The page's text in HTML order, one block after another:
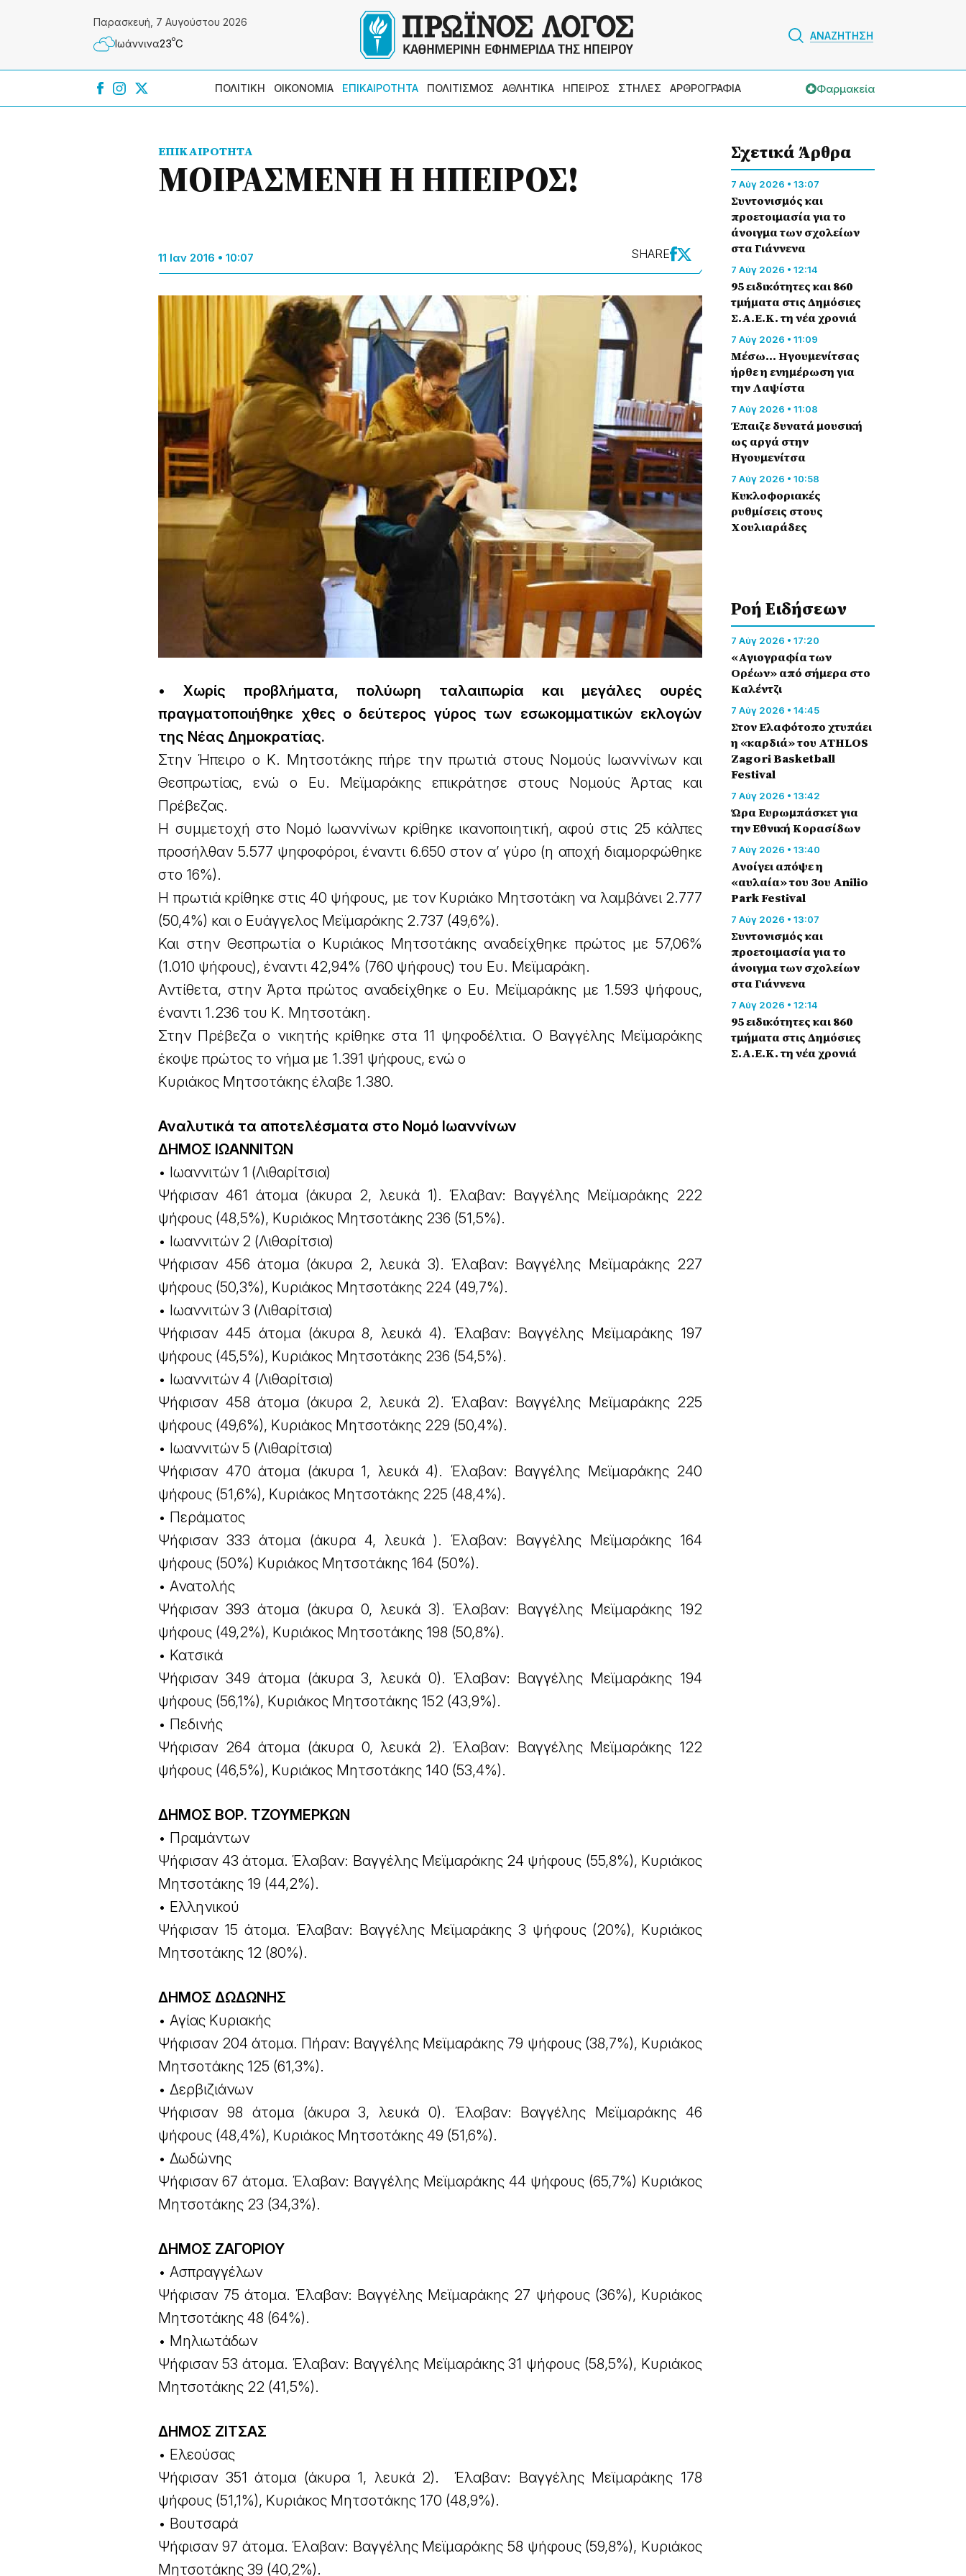
Παρασκευή, 7 Αυγούστου 2026
Ιωάννɩνα23ºC
ΑΝΑΖΗΤΗΣΗ
ΠΟΛΙΤΙΚΗ ΟΙΚΟΝΟΜΙΑ ΕΠΙΚΑΙΡΟΤΗΤΑ ΠΟΛΙΤΙΣΜΟΣ ΑΘΛΗΤΙΚΑ ΗΠΕΙΡΟΣ ΣΤΗΛΕΣ ΑΡΘΡΟΓΡΑΦΙΑ Φαρμακεία
ΕΠΙΚΑΙΡΟΤΗΤΑ
ΜΟΙΡΑΣΜΕΝΗ Η ΗΠΕΙΡΟΣ!
11 Ιαν 2016 • 10:07 SHARE
• Χωρίς προβλήματα, πολύωρη ταλαιπωρία και μεγάλες ουρές
πραγματοποιήθηκε χθες ο δεύτερος γύρος των εσωκομματικών εκλογών
της Νέας Δημοκρατίας.
Στην Ήπειρο ο Κ. Μητσοτάκης πήρε την πρωτιά στους Νομούς Ιωαννίνων και
Θεσπρωτίας, ενώ ο Ευ. Μεϊμαράκης επικράτησε στους Νομούς Άρτας και
Πρέβεζας.
Η συμμετοχή στο Νομό Ιωαννίνων κρίθηκε ικανοποιητική, αφού στις 25 κάλπες
προσήλθαν 5.577 ψηφοφόροι, έναντι 6.650 στον α’ γύρο (η αποχή διαμορφώθηκε
στο 16%).
Η πρωτιά κρίθηκε στις 40 ψήφους, με τον Κυριάκο Μητσοτάκη να λαμβάνει 2.777
(50,4%) και ο Ευάγγελος Μεϊμαράκης 2.737 (49,6%).
Και στην Θεσπρωτία ο Κυριάκος Μητσοτάκης αναδείχθηκε πρώτος με 57,06%
(1.010 ψήφους), έναντι 42,94% (760 ψήφους) του Ευ. Μεϊμαράκη.
Αντίθετα, στην Άρτα πρώτος αναδείχθηκε ο Ευ. Μεϊμαράκης με 1.593 ψήφους,
έναντι 1.236 του Κ. Μητσοτάκη.
Στην Πρέβεζα ο νικητής κρίθηκε στα 11 ψηφοδέλτια. Ο Βαγγέλης Μεϊμαράκης
έκοψε πρώτος το νήμα με 1.391 ψήφους, ενώ ο
Κυριάκος Μητσοτάκης έλαβε 1.380.
Αναλυτικά τα αποτελέσματα στο Νομό Ιωαννίνων
ΔΗΜΟΣ ΙΩΑΝΝΙΤΩΝ
• Ιωαννιτών 1 (Λιθαρίτσια)
Ψήφισαν 461 άτομα (άκυρα 2, λευκά 1). Έλαβαν: Βαγγέλης Μεϊμαράκης 222
ψήφους (48,5%), Κυριάκος Μητσοτάκης 236 (51,5%).
• Ιωαννιτών 2 (Λιθαρίτσια)
Ψήφισαν 456 άτομα (άκυρα 2, λευκά 3). Έλαβαν: Βαγγέλης Μεϊμαράκης 227
ψήφους (50,3%), Κυριάκος Μητσοτάκης 224 (49,7%).
• Ιωαννιτών 3 (Λιθαρίτσια)
Ψήφισαν 445 άτομα (άκυρα 8, λευκά 4). Έλαβαν: Βαγγέλης Μεϊμαράκης 197
ψήφους (45,5%), Κυριάκος Μητσοτάκης 236 (54,5%).
• Ιωαννιτών 4 (Λιθαρίτσια)
Ψήφισαν 458 άτομα (άκυρα 2, λευκά 2). Έλαβαν: Βαγγέλης Μεϊμαράκης 225
ψήφους (49,6%), Κυριάκος Μητσοτάκης 229 (50,4%).
• Ιωαννιτών 5 (Λιθαρίτσια)
Ψήφισαν 470 άτομα (άκυρα 1, λευκά 4). Έλαβαν: Βαγγέλης Μεϊμαράκης 240
ψήφους (51,6%), Κυριάκος Μητσοτάκης 225 (48,4%).
• Περάματος
Ψήφισαν 333 άτομα (άκυρα 4, λευκά ). Έλαβαν: Βαγγέλης Μεϊμαράκης 164
ψήφους (50%) Κυριάκος Μητσοτάκης 164 (50%).
• Ανατολής
Ψήφισαν 393 άτομα (άκυρα 0, λευκά 3). Έλαβαν: Βαγγέλης Μεϊμαράκης 192
ψήφους (49,2%), Κυριάκος Μητσοτάκης 198 (50,8%).
• Κατσικά
Ψήφισαν 349 άτομα (άκυρα 3, λευκά 0). Έλαβαν: Βαγγέλης Μεϊμαράκης 194
ψήφους (56,1%), Κυριάκος Μητσοτάκης 152 (43,9%).
• Πεδινής
Ψήφισαν 264 άτομα (άκυρα 0, λευκά 2). Έλαβαν: Βαγγέλης Μεϊμαράκης 122
ψήφους (46,5%), Κυριάκος Μητσοτάκης 140 (53,4%).
ΔΗΜΟΣ ΒΟΡ. ΤΖΟΥΜΕΡΚΩΝ
• Πραμάντων
Ψήφισαν 43 άτομα. Έλαβαν: Βαγγέλης Μεϊμαράκης 24 ψήφους (55,8%), Κυριάκος
Μητσοτάκης 19 (44,2%).
• Ελληνικού
Ψήφισαν 15 άτομα. Έλαβαν: Βαγγέλης Μεϊμαράκης 3 ψήφους (20%), Κυριάκος
Μητσοτάκης 12 (80%).
ΔΗΜΟΣ ΔΩΔΩΝΗΣ
• Αγίας Κυριακής
Ψήφισαν 204 άτομα. Πήραν: Βαγγέλης Μεϊμαράκης 79 ψήφους (38,7%), Κυριάκος
Μητσοτάκης 125 (61,3%).
• Δερβιζιάνων
Ψήφισαν 98 άτομα (άκυρα 3, λευκά 0). Έλαβαν: Βαγγέλης Μεϊμαράκης 46
ψήφους (48,4%), Κυριάκος Μητσοτάκης 49 (51,6%).
• Δωδώνης
Ψήφισαν 67 άτομα. Έλαβαν: Βαγγέλης Μεϊμαράκης 44 ψήφους (65,7%) Κυριάκος
Μητσοτάκης 23 (34,3%).
ΔΗΜΟΣ ΖΑΓΟΡΙΟΥ
• Ασπραγγέλων
Ψήφισαν 75 άτομα. Έλαβαν: Βαγγέλης Μεϊμαράκης 27 ψήφους (36%), Κυριάκος
Μητσοτάκης 48 (64%).
• Μηλιωτάδων
Ψήφισαν 53 άτομα. Έλαβαν: Βαγγέλης Μεϊμαράκης 31 ψήφους (58,5%), Κυριάκος
Μητσοτάκης 22 (41,5%).
ΔΗΜΟΣ ΖΙΤΣΑΣ
• Ελεούσας
Ψήφισαν 351 άτομα (άκυρα 1, λευκά 2). Έλαβαν: Βαγγέλης Μεϊμαράκης 178
ψήφους (51,1%), Κυριάκος Μητσοτάκης 170 (48,9%).
• Βουτσαρά
Ψήφισαν 97 άτομα. Έλαβαν: Βαγγέλης Μεϊμαράκης 58 ψήφους (59,8%), Κυριάκος
Μητσοτάκης 39 (40,2%).
Σχετικά Άρθρα
7 Αύγ 2026 • 13:07
Συντονισμός και
προετοιμασία για το
άνοιγμα των σχολείων
στα Γιάννενα
7 Αύγ 2026 • 12:14
95 ειδικότητες και 860
τμήματα στις Δημόσιες
Σ.Α.Ε.Κ. τη νέα χρονιά
7 Αύγ 2026 • 11:09
Μέσω… Ηγουμενίτσας
ήρθε η ενημέρωση για
την Λαψίστα
7 Αύγ 2026 • 11:08
Έπαιζε δυνατά μουσική
ως αργά στην
Ηγουμενίτσα
7 Αύγ 2026 • 10:58
Κυκλοφοριακές
ρυθμίσεις στους
Χουλιαράδες
Ροή Eιδήσεων
7 Αύγ 2026 • 17:20
«Αγιογραφία των
Ορέων» από σήμερα στο
Καλέντζι
7 Αύγ 2026 • 14:45
Στον Ελαφότοπο χτυπάει
η «καρδιά» του ATHLOS
Zagori Basketball
Festival
7 Αύγ 2026 • 13:42
Ώρα Ευρωμπάσκετ για
την Εθνική Κορασίδων
7 Αύγ 2026 • 13:40
Ανοίγει απόψε η
«αυλαία» του 3ου Anilio
Park Festival
7 Αύγ 2026 • 13:07
Συντονισμός και
προετοιμασία για το
άνοιγμα των σχολείων
στα Γιάννενα
7 Αύγ 2026 • 12:14
95 ειδικότητες και 860
τμήματα στις Δημόσιες
Σ.Α.Ε.Κ. τη νέα χρονιά